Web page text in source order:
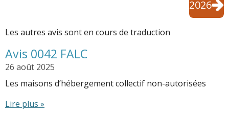
2026
Les autres avis sont en cours de traduction
Avis 0042 FALC
26 août 2025
Les maisons d’hébergement collectif non-autorisées
Lire plus »